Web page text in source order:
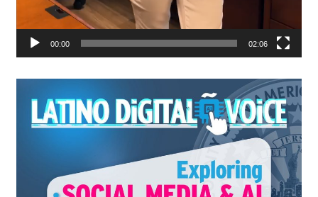
00:00 02:06